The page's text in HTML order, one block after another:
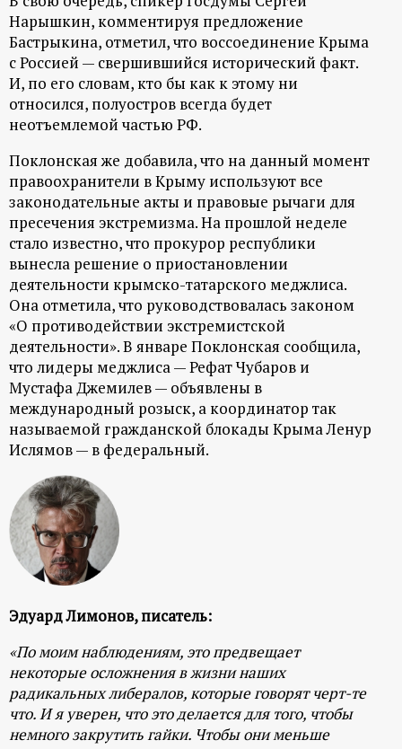
а
л
Нарышкин, комментируя предложение
Бастрыкина, отметил, что воссоединение Крыма
с Россией — свершившийся исторический факт.
И, по его словам, кто бы как к этому ни
относился, полуостров всегда будет
неотъемлемой частью РФ.
Поклонская же добавила, что на данный момент
правоохранители в Крыму используют все
законодательные акты и правовые рычаги для
пресечения экстремизма. На прошлой неделе
стало известно, что прокурор республики
вынесла решение о приостановлении
деятельности крымско-татарского меджлиса.
Она отметила, что руководствовалась законом
«О противодействии экстремистской
деятельности». В январе Поклонская сообщила,
что лидеры меджлиса — Рефат Чубаров и
Мустафа Джемилев — объявлены в
международный розыск, а координатор так
называемой гражданской блокады Крыма Ленур
Ислямов — в федеральный.
Эдуард Лимонов, писатель:
«По моим наблюдениям, это предвещает
некоторые осложнения в жизни наших
радикальных либералов, которые говорят черт-те
что. И я уверен, что это делается для того, чтобы
немного закрутить гайки. Чтобы они меньше